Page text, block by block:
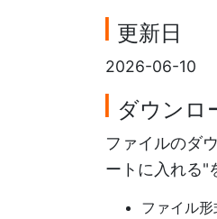
更新日
2026-06-10
ダウンロ
ファイルのダ
ートに入れる"
ファイル